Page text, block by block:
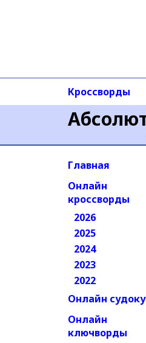
Кроссворды
Главная
Онлайн
кроссворды
2026
2025
2024
2023
2022
Онлайн судоку
Онлайн
ключворды